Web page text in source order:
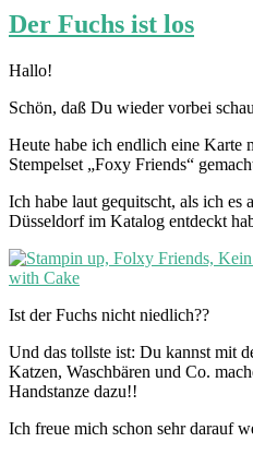
Der Fuchs ist los
Hallo!
Schön, daß Du wieder vorbei
Heute habe ich endlich eine Karte
Stempelset „Foxy Friends“
Ich habe laut gequitscht, als ich es
Düsseldorf im Katalog entdeckt
Ist der Fuchs nicht niedlich??
Und das tollste ist: Du kannst mit
Katzen, Waschbären und Co.
Handstanze dazu!!
Ich freue mich schon sehr darauf